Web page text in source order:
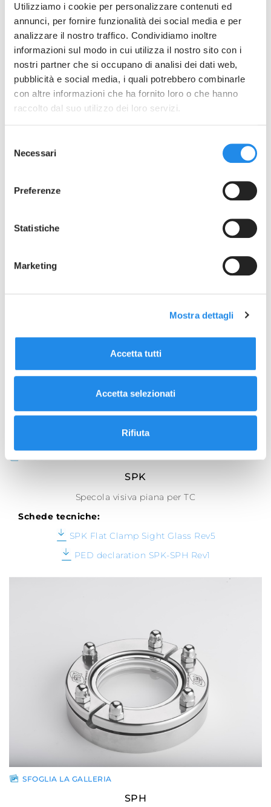
Utilizziamo i cookie per personalizzare contenuti ed
annunci, per fornire funzionalità dei social media e per
analizzare il nostro traffico. Condividiamo inoltre
informazioni sul modo in cui utilizza il nostro sito con i
nostri partner che si occupano di analisi dei dati web,
pubblicità e social media, i quali potrebbero combinarle
con altre informazioni che ha fornito loro o che hanno
raccolto dal suo utilizzo dei loro servizi.
delNecessari
Preferenze
Statistiche
Marketing
Mostra dettagli
Accetta tutti
Accetta selezionati
Rifiuta
Schede tecniche:
SPK
Specola visiva piana per TC
Schede tecniche:
SPK Flat Clamp Sight Glass Rev5
PED declaration SPK-SPH Rev1
SFOGLIA LA GALLERIA
SPH